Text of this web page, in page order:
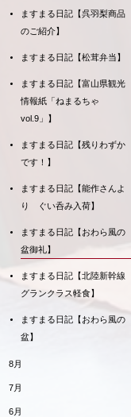
ますまる日記【呉羽梨商品
のご紹介】
ますまる日記【松茸弁当】
ますまる日記【富山県観光
情報紙「ねまるちゃ
vol.9」】
ますまる日記【残りわずか
です！】
ますまる日記【能作さんよ
り ぐい呑み入荷】
ますまる日記【おわら風の
盆御礼】
ますまる日記【北陸新幹線
グランクラス軽食】
ますまる日記【おわら風の
盆】
8月
7月
6月